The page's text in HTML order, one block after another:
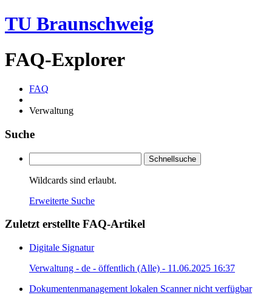
TU Braunschweig
FAQ-Explorer
FAQ
Verwaltung
Suche
Schnellsuche
Wildcards sind erlaubt.
Erweiterte Suche
Zuletzt erstellte FAQ-Artikel
Digitale Signatur
Verwaltung - de - öffentlich (Alle) - 11.06.2025 16:37
Dokumentenmanagement lokalen Scanner nicht verfügbar